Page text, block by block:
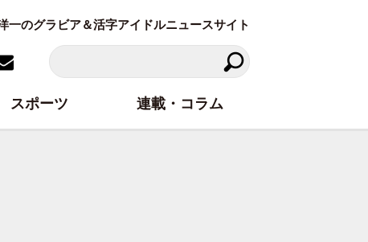
一のグラビア＆活字アイドルニュースサイト
スポーツ 連載・コラム